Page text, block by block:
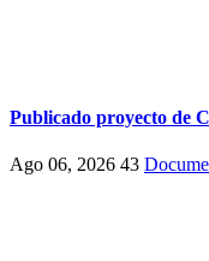
Publicado proyecto de
Ago 06, 2026 43